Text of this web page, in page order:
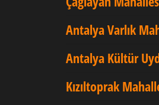
Antalya Varlık
Antalya Kültür
Kızıltoprak